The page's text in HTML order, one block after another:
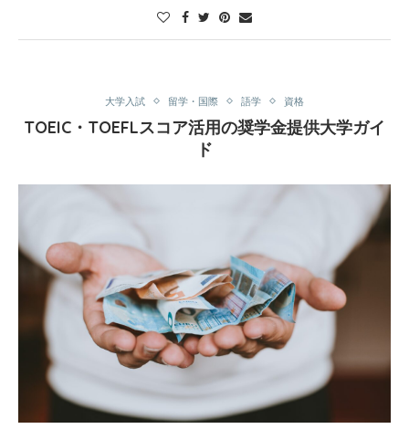
大学入試 留学・国際 語学 資格
TOEIC・TOEFLスコア活用の奨学金提供大学ガイ
ド